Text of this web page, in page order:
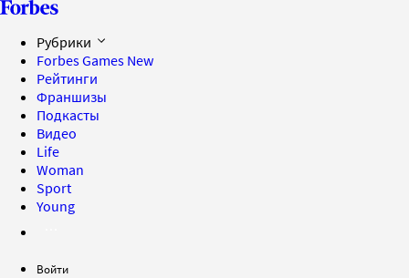
Рубрики
Forbes Games New
Рейтинги
Франшизы
Подкасты
Видео
Life
Woman
Sport
Young
Войти